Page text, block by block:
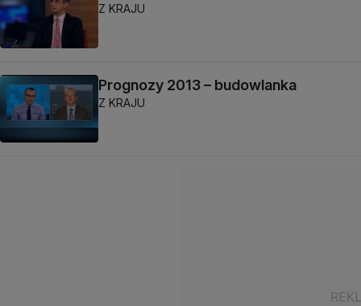
Z KRAJU
Prognozy 2013 – budowlanka
Z KRAJU